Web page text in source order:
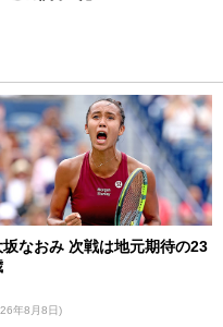
坂なおみ 次戦は地元期待の23
年8月8日)